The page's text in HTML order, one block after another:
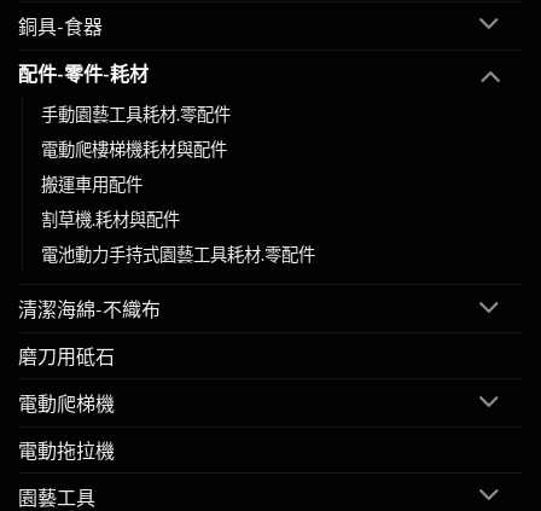
銅具-食器
配件-零件-耗材
手動園藝工具耗材.零配件
電動爬樓梯機耗材與配件
搬運車用配件
割草機.耗材與配件
電池動力手持式園藝工具耗材.零配件
清潔海綿-不織布
磨刀用砥石
電動爬梯機
電動拖拉機
園藝工具